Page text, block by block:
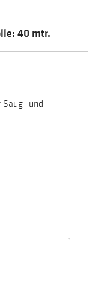
40 mtr.
und